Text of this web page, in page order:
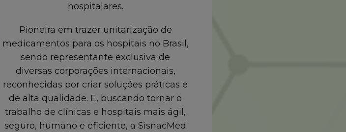
hospitalares.
Pioneira em trazer unitarização de
medicamentos para os hospitais no Brasil,
sendo representante exclusiva de
diversas corporações internacionais,
reconhecidas por criar soluções práticas e
de alta qualidade. E, buscando tornar o
trabalho de clínicas e hospitais mais ágil,
seguro, humano e eficiente, a SisnacMed